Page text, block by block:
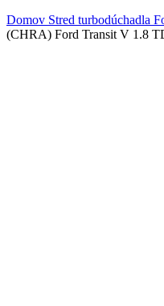
Domov Stred turbodúchadla
(CHRA) Ford Transit V 1.8